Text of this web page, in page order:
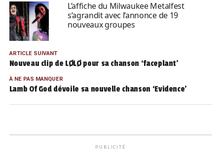
L’affiche du Milwaukee Metalfest
s’agrandit avec l’annonce de 19
nouveaux groupes
ARTICLE SUIVANT
Nouveau clip de LØLØ pour sa chanson ‘faceplant’
À NE PAS MANQUER
Lamb Of God dévoile sa nouvelle chanson ‘Evidence’
PUBLICITÉ